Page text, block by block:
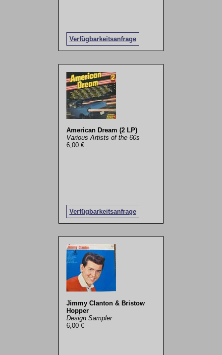
Verfügbarkeitsanfrage
American Dream (2 LP)
Various Artists of the 60s
6,00 €
Verfügbarkeitsanfrage
Jimmy Clanton & Bristow
Hopper
Design Sampler
6,00 €